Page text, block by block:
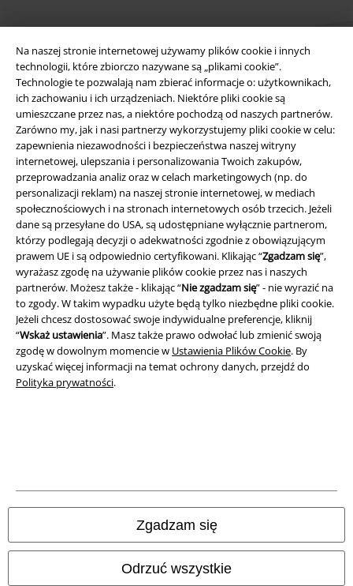
Na naszej stronie internetowej używamy plików cookie i innych
technologii, które zbiorczo nazywane są „plikami cookie”.
Technologie te pozwalają nam zbierać informacje o: użytkownikach,
ich zachowaniu i ich urządzeniach. Niektóre pliki cookie są
umieszczane przez nas, a niektóre pochodzą od naszych partnerów.
Zarówno my, jak i nasi partnerzy wykorzystujemy pliki cookie w celu:
zapewnienia niezawodności i bezpieczeństwa naszej witryny
internetowej, ulepszania i personalizowania Twoich zakupów,
przeprowadzania analiz oraz w celach marketingowych (np. do
personalizacji reklam) na naszej stronie internetowej, w mediach
społecznościowych i na stronach internetowych osób trzecich. Jeżeli
dane są przesyłane do USA, są udostępniane wyłącznie partnerom,
którzy podlegają decyzji o adekwatności zgodnie z obowiązującym
prawem UE i są odpowiednio certyfikowani. Klikając “Zgadzam się”,
wyrażasz zgodę na używanie plików cookie przez nas i naszych
partnerów. Możesz także - klikając “Nie zgadzam się” - nie wyrazić na
to zgody. W takim wypadku użyte będą tylko niezbędne pliki cookie.
Jeżeli chcesz dostosować swoje indywidualne preferencje, kliknij
“Wskaż ustawienia”. Masz także prawo odwołać lub zmienić swoją
zgodę w dowolnym momencie w Ustawienia Plików Cookie. By
uzyskać więcej informacji na temat ochrony danych, przejdź do
Polityka prywatności.
Zgadzam się
Odrzuć wszystkie
Informacje prawne
Regulamin
Dane firmy
Polityka prywatności
Unieszkodliwianie odpadów i ochrona środowiska
Deklaracja Zgodności
Informacje dotyczące dostępności
Ustawienia Plików Cookie
Skorzystaj z prawa do odstąpienia od umowy
Sklepy internetowe EMP
EMP International